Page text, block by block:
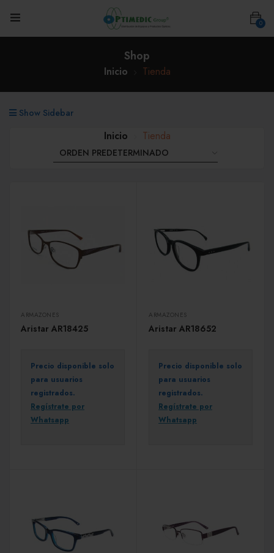
0
Shop
Inicio Tienda
Show Sidebar
Inicio Tienda
ARMAZONES
Aristar AR18425
Precio disponible solo
para usuarios
registrados.
Regístrate por
Whatsapp
ARMAZONES
Aristar AR18652
Precio disponible solo
para usuarios
registrados.
Regístrate por
Whatsapp